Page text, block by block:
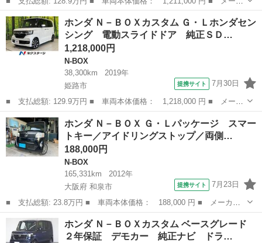
ー名： ホンダ ■ 車種名： Ｎ－ＢＯＸカスタム ■ グレード
名： Ｇ・Ｌターボホンダセンシング 新品タイヤ／純正 ＳＤナビ
／ホンダセン...
兵庫 姫路市 N-BOX
ホンダ Ｎ－ＢＯＸカスタム Ｇ・Ｌホンダセン
シング 電動スライドドア 純正ＳＤ…
1,218,000円
N-BOX
38,300km
2019年
姫路市
提携サイト 7月30日
■ 支払総額: 129.9万円 ■ 車両本体価格： 1,218,000 円 ■ メーカ
ー名： ホンダ ■ 車種名： Ｎ－ＢＯＸカスタム ■ グレード
名： Ｇ・Ｌホンダセンシング 電動スライドドア 純正ＳＤナビ
バックカメラ...
兵庫 姫路市 N-BOX
ホンダ Ｎ－ＢＯＸ Ｇ・Ｌパッケージ スマー
トキー／アイドリングストップ／両側…
188,000円
N-BOX
165,331km
2012年
大阪府 和泉市
提携サイト 7月23日
■ 支払総額: 23.8万円 ■ 車両本体価格： 188,000 円 ■ メーカー
名： ホンダ ■ 車種名： Ｎ－ＢＯＸ ■ グレード名： Ｇ・Ｌパ
ッケージ スマートキー／アイドリングストップ／両側スライドドア
／助手席側パ...
大阪 和泉市 N-BOX
ホンダ Ｎ－ＢＯＸカスタム ベースグレード
２年保証 デモカー 純正ナビ ドラ…